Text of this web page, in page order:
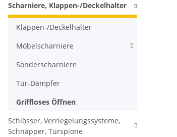
Scharniere, Klappen-/Deckelhalter
Klappen-/Deckelhalter
Möbelscharniere
Sonderscharniere
Tür-Dämpfer
Griffloses Öffnen
Schlösser, Verriegelungssysteme,
Schnäpper, Türspione